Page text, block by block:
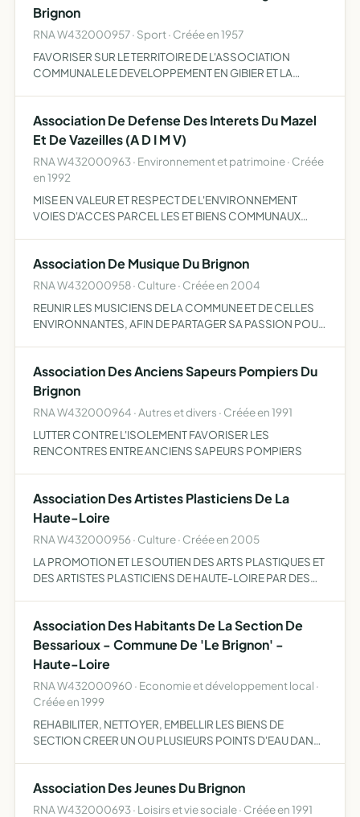
Brignon
RNA W432000957 · Sport · Créée en 1957
FAVORISER SUR LE TERRITOIRE DE L'ASSOCIATION
COMMUNALE LE DEVELOPPEMENT EN GIBIER ET LA
SES MEMBRES DANS LE RESPECT DES PROPRIET…
Association De Defense Des Interets Du Mazel
Et De Vazeilles (A D I M V)
RNA W432000963 · Environnement et patrimoine · Créée
en 1992
MISE EN VALEUR ET RESPECT DE L'ENVIRONNEMENT
VOIES D'ACCES PARCEL LES ET BIENS COMMUNAUX
Association De Musique Du Brignon
RNA W432000958 · Culture · Créée en 2004
REUNIR LES MUSICIENS DE LA COMMUNE ET DE CELLES
ENVIRONNANTES, AFIN DE PARTAGER SA PASSION POUR
Association Des Anciens Sapeurs Pompiers Du
Brignon
RNA W432000964 · Autres et divers · Créée en 1991
LUTTER CONTRE L'ISOLEMENT FAVORISER LES
RENCONTRES ENTRE ANCIENS SAPEURS POMPIERS
Association Des Artistes Plasticiens De La
Haute-Loire
RNA W432000956 · Culture · Créée en 2005
LA PROMOTION ET LE SOUTIEN DES ARTS PLASTIQUES ET
DES ARTISTES PLASTICIENS DE HAUTE-LOIRE PAR DES
Association Des Habitants De La Section De
Bessarioux - Commune De 'Le Brignon' -
Haute-Loire
RNA W432000960 · Economie et développement local ·
Créée en 1999
REHABILITER, NETTOYER, EMBELLIR LES BIENS DE
SECTION CREER UN OU PLUSIEURS POINTS D'EAU DANS
Association Des Jeunes Du Brignon
RNA W432000693 · Loisirs et vie sociale · Créée en 1991